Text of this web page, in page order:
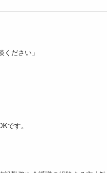
ださい」
です。